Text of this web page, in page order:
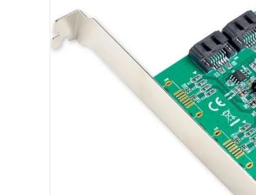
jonsbo